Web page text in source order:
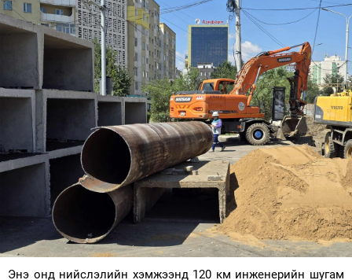
Улс төр
Эдийн засаг
Үзэл бодол
Спорт
Нийгэм
Энтертайнмэнт
Зурхай
Энэ онд нийслэлийн хэмжээнд 120 км инженерийн шугам